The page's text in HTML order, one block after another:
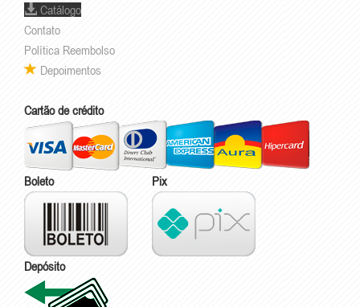
Catálogo
Contato
Política Reembolso
Depoimentos
Cartão de crédito
Boleto Pix
Depósito